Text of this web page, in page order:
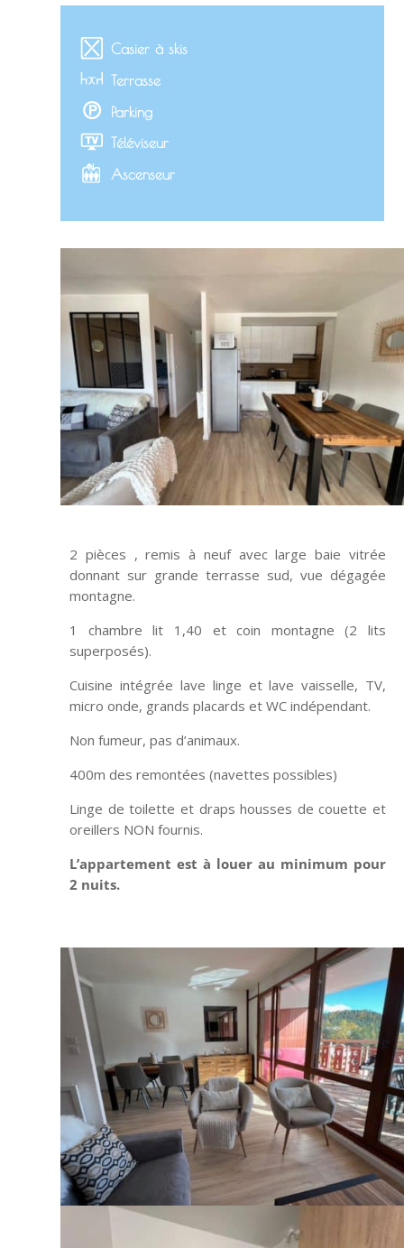
Casier à skis
Terrasse
Parking
Téléviseur
Ascenseur
2 pièces , remis à neuf avec large baie vitrée
donnant sur grande terrasse sud, vue dégagée
montagne.
1 chambre lit 1,40 et coin montagne (2 lits
superposés).
Cuisine intégrée lave linge et lave vaisselle, TV,
micro onde, grands placards et WC indépendant.
Non fumeur, pas d’animaux.
400m des remontées (navettes possibles)
Linge de toilette et draps housses de couette et
oreillers NON fournis.
L’appartement est à louer au minimum pour
2 nuits.